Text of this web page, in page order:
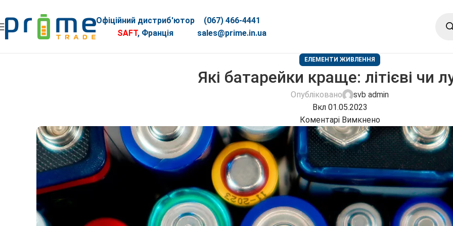
Офіційний дистриб'ютор
SAFT, Франція
(067) 466-4441
sales@prime.in.ua
ЕЛЕМЕНТИ ЖИВЛЕННЯ
Які батарейки краще: літієві чи
Опубліковано
svb admin
Вкл 01.05.2023
Коментарі Вимкнено